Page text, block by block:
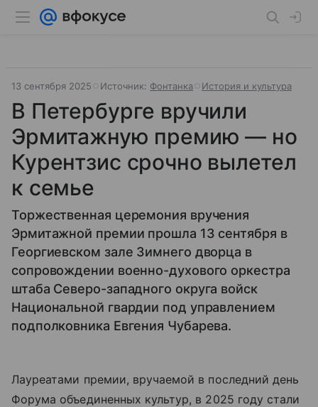
13 сентября 2025 Источник: Фонтанка История и культура
В Петербурге вручили
Эрмитажную премию — но
Курентзис срочно вылетел
к семье
Торжественная церемония вручения
Эрмитажной премии прошла 13 сентября в
Георгиевском зале Зимнего дворца в
сопровождении военно-духового оркестра
штаба Северо-западного округа войск
Национальной гвардии под управлением
подполковника Евгения Чубарева.
Лауреатами премии, вручаемой в последний день
Форума объединенных культур, в 2025 году стали